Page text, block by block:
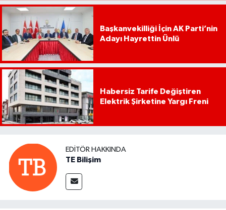
Başkanvekilliği İçin AK Parti’nin
Adayı Hayrettin Ünlü
Habersiz Tarife Değiştiren
Elektrik Şirketine Yargı Freni
EDITÖR HAKKINDA
TE Bilişim